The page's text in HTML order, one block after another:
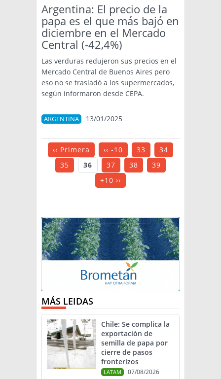
Argentina: El precio de la
papa es el que más bajó en
diciembre en el Mercado
Central (-42,4%)
Las verduras redujeron sus precios en el
Mercado Central de Buenos Aires pero
eso no se trasladó a los supermercados,
según informaron desde CEPA.
ARGENTINA 13/01/2025
‹‹ Primera ‹‹ -10 33
34
35
36 37 38
39
+10 ››
MÁS LEIDAS
Chile: Se complica la
exportación de
semilla de papa por
cierre de pasos
fronterizos
LATAM 07/08/2026